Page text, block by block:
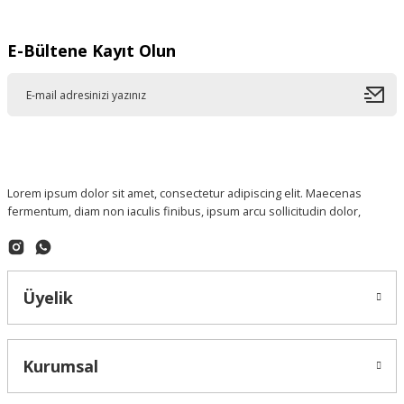
E-Bültene Kayıt Olun
Lorem ipsum dolor sit amet, consectetur adipiscing elit. Maecenas
fermentum, diam non iaculis finibus, ipsum arcu sollicitudin dolor,
Üyelik
Kurumsal